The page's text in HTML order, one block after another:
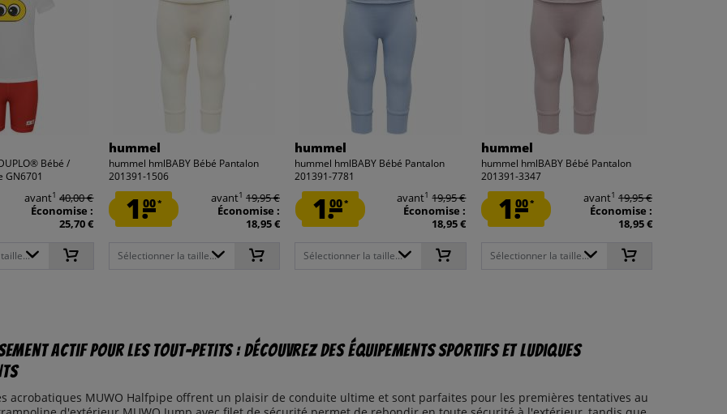
Bébé /
GN6701
avant1 40,00 €
Économise :
25,70 €
hummel
hummel hmlBABY Bébé Pantalon
201391-1506
1.00* avant1 19,95 €
Économise :
18,95 €
Sélectionner la taille...
hummel
hummel hmlBABY Bébé Pantalon
201391-7781
1.00* avant1 19,95 €
Économise :
18,95 €
Sélectionner la taille...
hummel
hummel hmlBABY Bébé Pantalon
201391-3347
1.00* avant1 19,95 €
Économise :
18,95 €
Sélectionner la taille...
actif pour les tout-petits : Découvrez des équipements sportifs et ludiques
acrobatiques MUWO Halfpipe offrent un plaisir de conduite ultime et sont parfaites pour les premières tentatives au